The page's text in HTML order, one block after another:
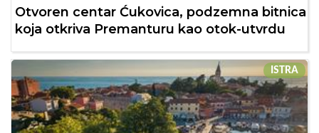
Otvoren centar Ćukovica, podzemna bitnica
koja otkriva Premanturu kao otok-utvrdu
ISTRA